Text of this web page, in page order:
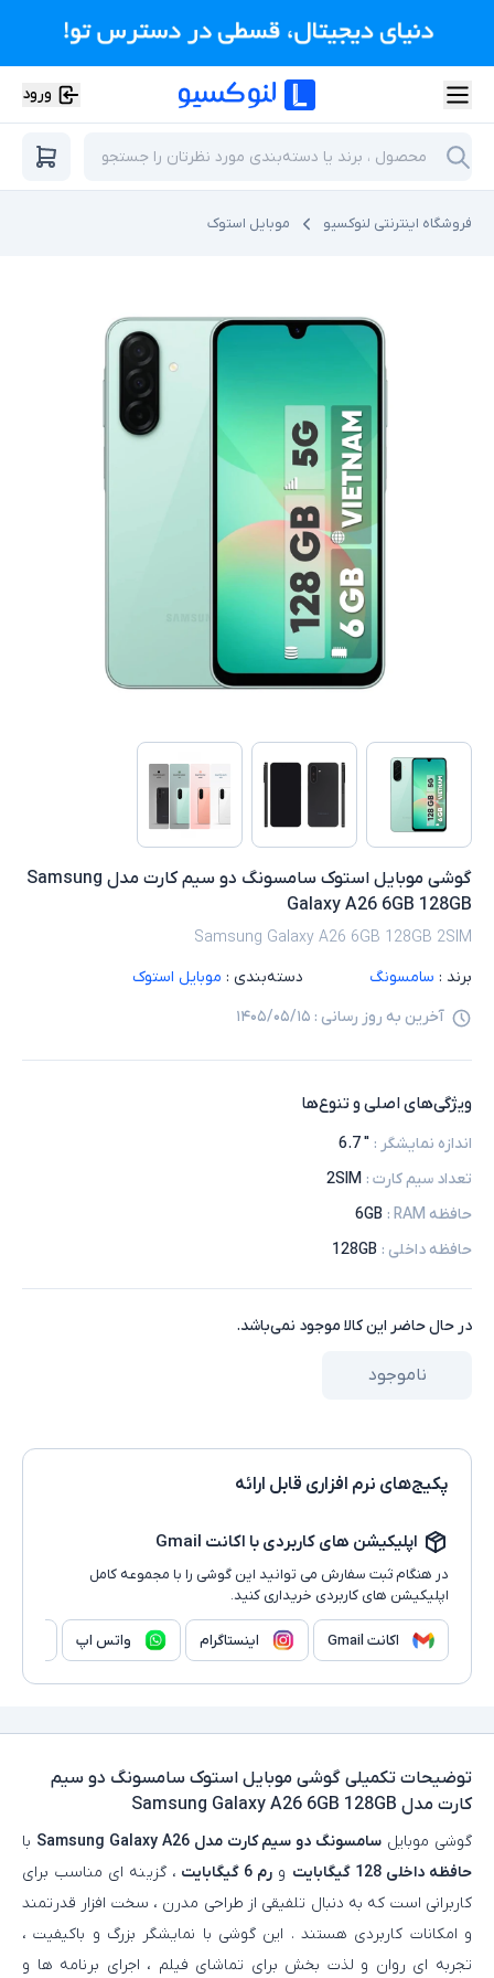
ورود
فروشگاه اینترنتی لنوکسیو موبایل استوک
گوشی موبایل استوک سامسونگ دو سیم کارت مدل Samsung
Galaxy A26 6GB 128GB
Samsung Galaxy A26 6GB 128GB 2SIM
برند : سامسونگ دسته‌بندی : موبایل استوک
آخرین به روز رسانی : ۱۴۰۵/۰۵/۱۵
ویژگی‌های اصلی و تنوع‌ها
اندازه نمایشگر :
" 6.7
تعداد سیم کارت :
2SIM
حافظه RAM
:
6GB
حافظه داخلی :
128GB
در حال حاضر این کالا موجود نمی‌باشد.
ناموجود
پکیج‌های نرم افزاری قابل ارائه
اپلیکیشن های کاربردی با اکانت Gmail
در هنگام ثبت سفارش می توانید این گوشی را با مجموعه کامل
اپلیکیشن های کاربردی خریداری کنید.
اکانت Gmail اینستاگرام واتس اپ
توضیحات تکمیلی گوشی موبایل استوک سامسونگ دو سیم
کارت مدل Samsung Galaxy A26 6GB 128GB
گوشی موبایل سامسونگ دو سیم کارت مدل Samsung Galaxy A26
با
حافظه داخلی 128 گیگابایت
و رم 6 گیگابایت
، گزینه‌ ای مناسب برای
کاربرانی است که به دنبال تلفیقی از طراحی مدرن ، سخت‌ افزار قدرتمند
و امکانات کاربردی هستند . این گوشی با نمایشگر بزرگ و باکیفیت ،
تجربه‌ ای روان و لذت‌ بخش برای تماشای فیلم ، اجرای برنامه‌ ها و